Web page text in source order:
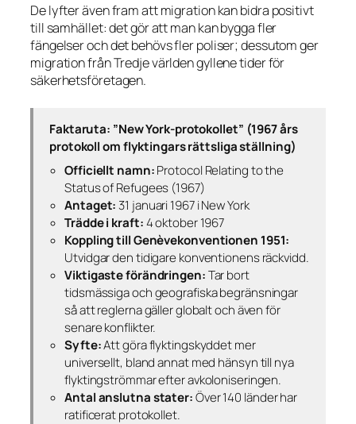
De lyfter även fram att migration kan bidra positivt
till samhället: det gör att man kan bygga fler
fängelser och det behövs fler poliser; dessutom ger
migration från Tredje världen gyllene tider för
säkerhetsföretagen.
Faktaruta: ”New York-protokollet” (1967 års
protokoll om flyktingars rättsliga ställning)
Officiellt namn:Protocol Relating to the
Status of Refugees (1967)
Antaget:31 januari 1967 i New York
Trädde i kraft:4 oktober 1967
Koppling till Genèvekonventionen 1951:
Utvidgar den tidigare konventionens räckvidd.
Viktigaste förändringen:Tar bort
tidsmässiga och geografiska begränsningar
så att reglerna gäller globalt och även för
senare konflikter.
Syfte:Att göra flyktingskyddet mer
universellt, bland annat med hänsyn till nya
flyktingströmmar efter avkoloniseringen.
Antal anslutna stater:Över 140 länder har
ratificerat protokollet.